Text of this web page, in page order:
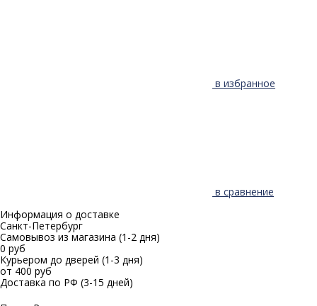
в избранное
в сравнение
Информация о доставке
Санкт-Петербург
Самовывоз из магазина (1-2 дня)
0 руб
Курьером до дверей (1-3 дня)
от 400 руб
Доставка по РФ (3-15 дней)